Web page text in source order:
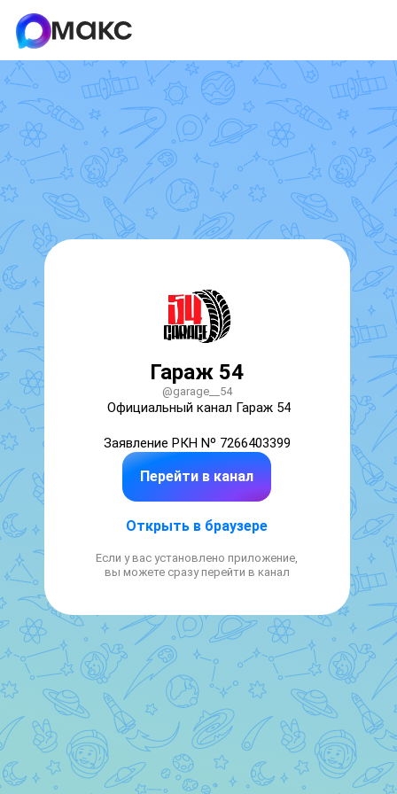
Гараж 54
@garage__54
Официальный канал Гараж 54
Заявление РКН Nº 7266403399
Перейти в канал
Открыть в браузере
Если у вас установлено приложение,
вы можете сразу перейти в канал